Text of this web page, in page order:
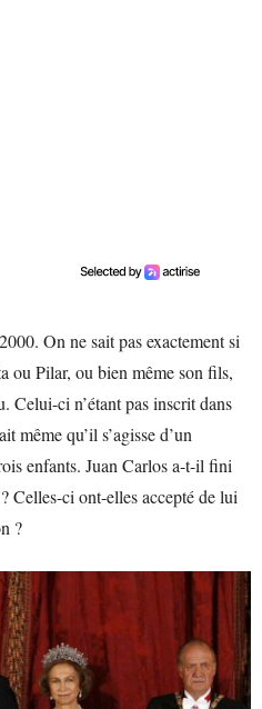
On ne sait pas exactement si
ou Pilar, ou bien même son fils,
Celui-ci n’étant pas inscrit dans
même qu’il s’agisse d’un
enfants. Juan Carlos a-t-il fini
Celles-ci ont-elles accepté de lui
?